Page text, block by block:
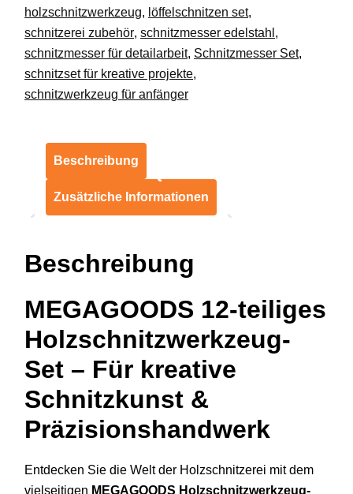
und
Schnitzmesser
DE.
Menge
holzschnitzwerkzeug, löffelschnitzen set,
schnitzerei zubehör, schnitzmesser edelstahl ,
schnitzmesser für detailarbeit, Schnitzmesser Set,
schnitzset für kreative projekte,
schnitzwerkzeug für anfänger
Beschreibung
Zusätzliche Informationen
Beschreibung
MEGAGOODS 12-teiliges
Holzschnitzwerkzeug-
Set – Für kreative
Schnitzkunst &
Präzisionshandwerk
Entdecken Sie die Welt der Holzschnitzerei mit dem
vielseitigen MEGAGOODS Holzschnitzwerkzeug-